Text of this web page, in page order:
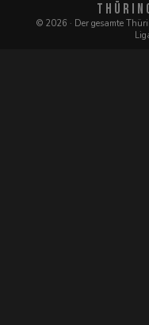
© 2026 · Der gesamte